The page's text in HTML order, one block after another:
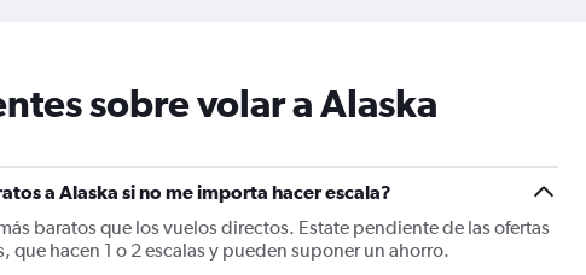
sobre volar a Alaska
a Alaska si no me importa hacer escala?
baratos que los vuelos directos. Estate pendiente de las ofertas
que hacen 1 o 2 escalas y pueden suponer un ahorro.